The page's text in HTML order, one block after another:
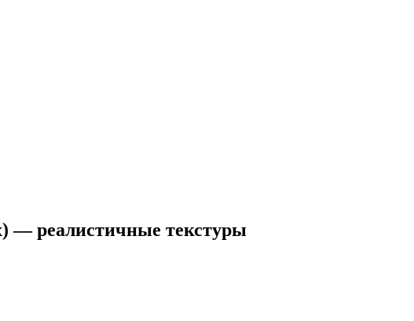
— реалистичные текстуры